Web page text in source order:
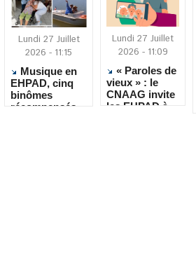
Lundi 27 Juillet
2026 - 11:15
Musique en
EHPAD, cinq
binômes
récompensés
Lundi 27 Juillet
2026 - 11:09
« Paroles de
vieux » : le
CNAAG invite
les EHPAD à